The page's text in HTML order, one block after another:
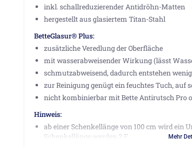
inkl. schallreduzierender Antidröhn-Matten
hergestellt aus glasiertem Titan-Stahl
BetteGlasur® Plus:
zusätzliche Veredlung der Oberfläche
mit wasserabweisender Wirkung (lässt
schmutzabweisend, dadurch entstehen
zur Reinigung genügt ein feuchtes Tuch, auf
nicht kombinierbar mit Bette Antirutsch Pro
Hinweis:
ab einer Schenkellänge von 100 cm wird ein
Schenkellänge werden 2 Füße empfohlen)
Mehr